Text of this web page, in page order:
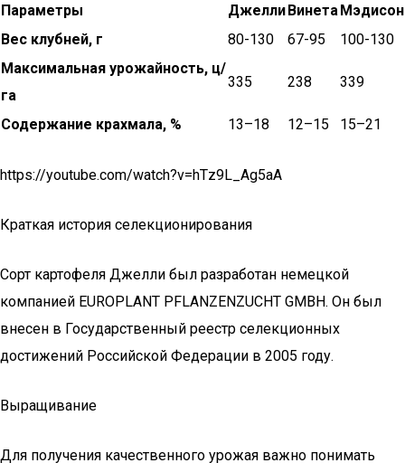
Параметры ДжеллиВинетаМэдисон
Вес клубней, г
80-130 67-95
100-130
Максимальная урожайность, ц/
га
335 238 339
Содержание крахмала, % 13–18 12–15 15–21
https://youtube.com/watch?v=hTz9L_Ag5aA
Краткая история селекционирования
Сорт картофеля Джелли был разработан немецкой
компанией EUROPLANT PFLANZENZUCHT GMBH. Он был
внесен в Государственный реестр селекционных
достижений Российской Федерации в 2005 году.
Выращивание
Для получения качественного урожая важно понимать